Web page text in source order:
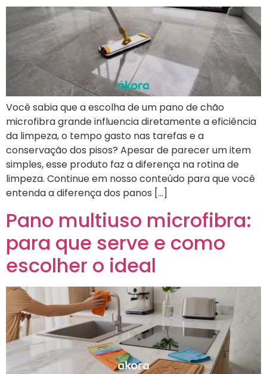
Você sabia que a escolha de um pano de chão
microfibra grande influencia diretamente a eficiência
da limpeza, o tempo gasto nas tarefas e a
conservação dos pisos? Apesar de parecer um item
simples, esse produto faz a diferença na rotina de
limpeza. Continue em nosso conteúdo para que você
entenda a diferença dos panos […]
Pano multiuso microfibra:
para que serve e como
escolher o ideal